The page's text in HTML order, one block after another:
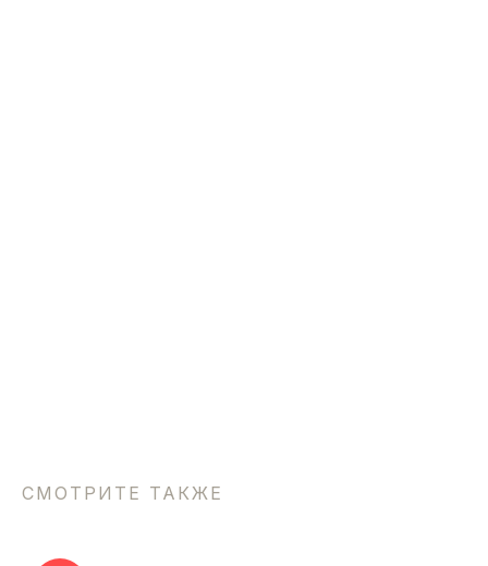
СМОТРИТЕ ТАКЖЕ